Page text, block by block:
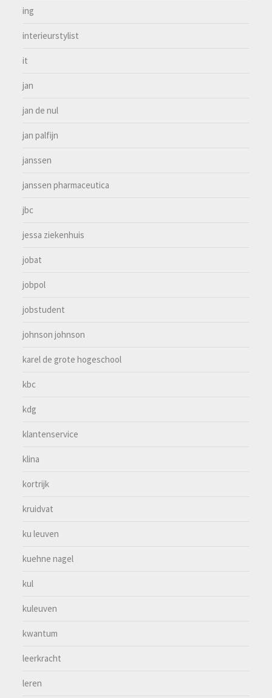
ing
interieurstylist
it
jan
jan de nul
jan palfijn
janssen
janssen pharmaceutica
jbc
jessa ziekenhuis
jobat
jobpol
jobstudent
johnson johnson
karel de grote hogeschool
kbc
kdg
klantenservice
klina
kortrijk
kruidvat
ku leuven
kuehne nagel
kul
kuleuven
kwantum
leerkracht
leren